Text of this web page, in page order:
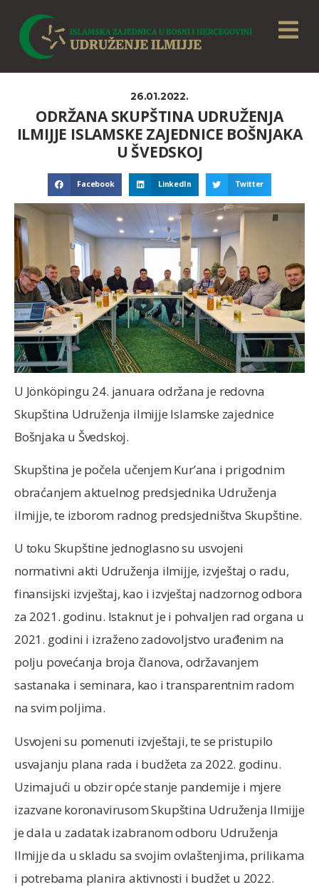
26.01.2022.
ODRŽANA SKUPŠTINA UDRUŽENJA
ILMIJJE ISLAMSKE ZAJEDNICE BOŠNJAKA
U ŠVEDSKOJ
Facebook LinkedIn Twitter
U Jönköpingu 24. januara održana je redovna
Skupština Udruženja ilmijje Islamske zajednice
Bošnjaka u Švedskoj.
Skupština je počela učenjem Kur’ana i prigodnim
obraćanjem aktuelnog predsjednika Udruženja
ilmijje, te izborom radnog predsjedništva Skupštine.
U toku Skupštine jednoglasno su usvojeni
normativni akti Udruženja ilmijje, izvještaj o radu,
finansijski izvještaj, kao i izvještaj nadzornog odbora
za 2021. godinu. Istaknut je i pohvaljen rad organa u
2021. godini i izraženo zadovoljstvo urađenim na
polju povećanja broja članova, održavanjem
sastanaka i seminara, kao i transparentnim radom
na svim poljima.
Usvojeni su pomenuti izvještaji, te se pristupilo
usvajanju plana rada i budžeta za 2022. godinu.
Uzimajući u obzir opće stanje pandemije i mjere
izazvane koronavirusom Skupština Udruženja Ilmijje
je dala u zadatak izabranom odboru Udruženja
Ilmijje da u skladu sa svojim ovlaštenjima, prilikama
i potrebama planira aktivnosti i budžet u 2022.